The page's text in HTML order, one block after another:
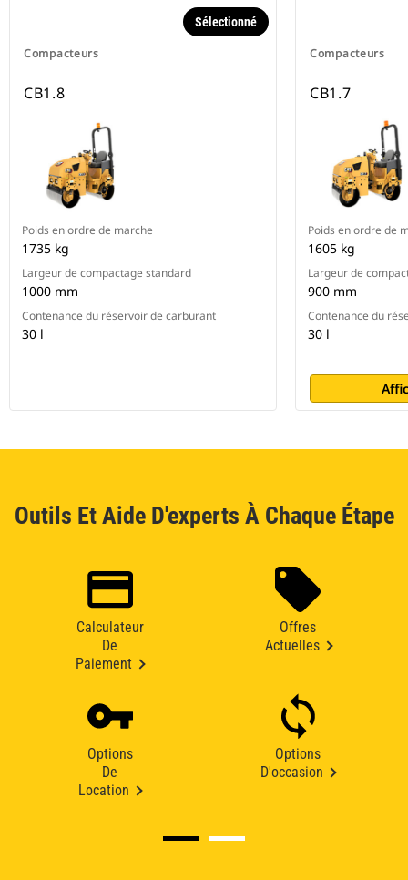
Compacteurs
Sélectionné
CB1.8
Poids en ordre de marche
1735 kg
Largeur de compactage standard
1000 mm
Contenance du réservoir de carburant
30 l
Compacteurs
CB1.7
Poids en ordre de
1605 kg
Largeur de
900 mm
Contenance du
30 l
Outils Et Aide D'experts À Chaque Étape
Calculateur
De
Paiement
Offres
Actuelles
Options
De
Location
Options
D'occasion